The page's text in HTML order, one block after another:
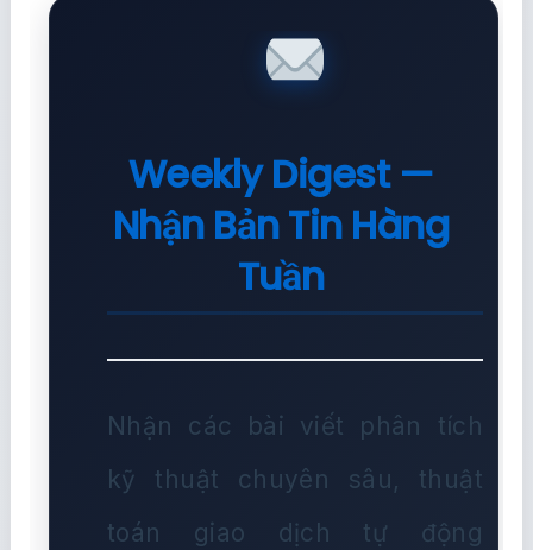
Weekly Digest —
Nhận Bản Tin Hàng
Tuần
Nhận các bài viết phân tích
kỹ thuật chuyên sâu, thuật
toán giao dịch tự động